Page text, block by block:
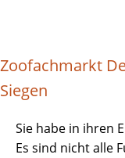
Zoofachmarkt
Siegen
Sie habe in ihren
Es sind nicht alle